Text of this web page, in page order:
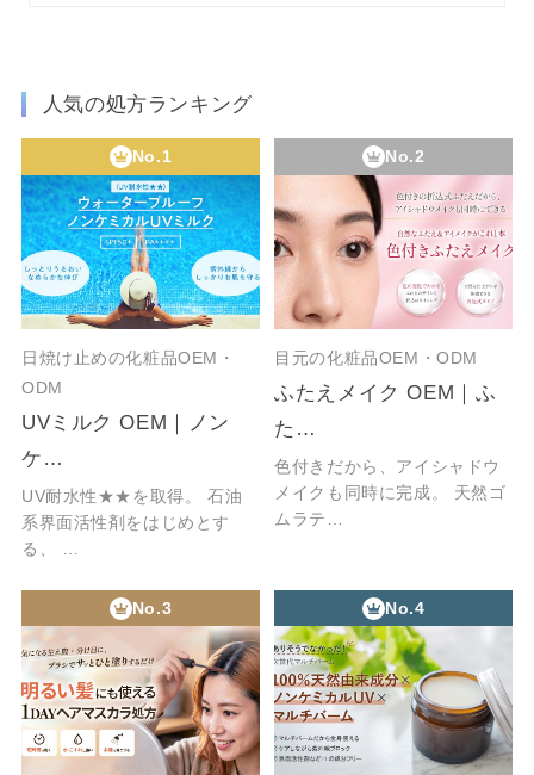
人気の処方ランキング
No.1
日焼け止めの化粧品OEM・
ODM
UVミルク OEM｜ノン
ケ…
UV耐水性★★を取得。 石油
系界面活性剤をはじめとす
る、 …
No.2
目元の化粧品OEM・ODM
ふたえメイク OEM｜ふ
た…
色付きだから、アイシャドウ
メイクも同時に完成。 天然ゴ
ムラテ…
No.3 No.4